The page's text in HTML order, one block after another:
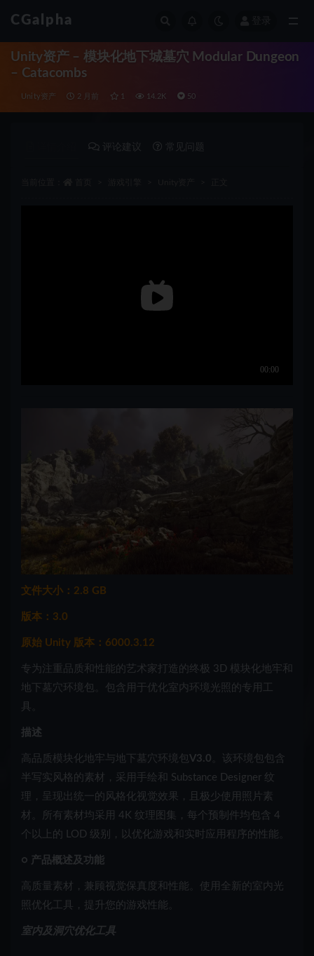
CGalpha
Unity资产 – 模块化地下城墓穴 Modular Dungeon
– Catacombs
Unity资产 2 月前 1 14.2K 50
评论建议 常见问题
文件大小：2.8 GB
版本：3.0
原始 Unity 版本：6000.3.12
专为注重品质和性能的艺术家打造的终极 3D 模块化地牢和
地下墓穴环境包。包含用于优化室内环境光照的专用工
具。
描述
高品质模块化地牢与地下墓穴环境包 V3.0 。该环境包包含
半写实风格的素材，采用手绘和 Substance Designer 纹
理，呈现出统一的风格化视觉效果，且极少使用照片素
材。所有素材均采用 4K 纹理图集，每个预制件均包含 4
个以上的 LOD 级别，以优化游戏和实时应用程序的性能。
○ 产品概述及功能
高质量素材，兼顾视觉保真度和性能。使用全新的室内光
照优化工具，提升您的游戏性能。
室内及洞穴优化工具